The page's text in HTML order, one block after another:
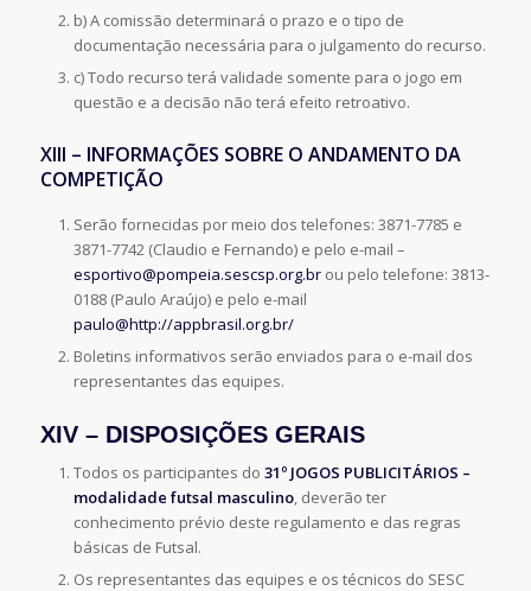
b) A comissão determinará o prazo e o tipo de
documentação necessária para o julgamento do recurso.
c) Todo recurso terá validade somente para o jogo em
questão e a decisão não terá efeito retroativo.
XIII – INFORMAÇÕES SOBRE O ANDAMENTO DA
COMPETIÇÃO
Serão fornecidas por meio dos telefones: 3871-7785 e
3871-7742 (Claudio e Fernando) e pelo e-mail –
esportivo@pompeia.sescsp.org.brou pelo telefone: 3813-
0188 (Paulo Araújo) e pelo e-mail
paulo@http://appbrasil.org.br/
Boletins informativos serão enviados para o e-mail dos
representantes das equipes.
XIV – DISPOSIÇÕES GERAIS
Todos os participantes do 31º JOGOS PUBLICITÁRIOS –
modalidade futsal masculino, deverão ter
conhecimento prévio deste regulamento e das regras
básicas de Futsal.
Os representantes das equipes e os técnicos do SESC